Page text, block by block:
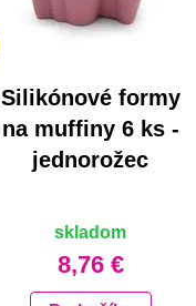
Silikónové formy
na muffiny 6 ks -
jednorožec
skladom
8,76 €